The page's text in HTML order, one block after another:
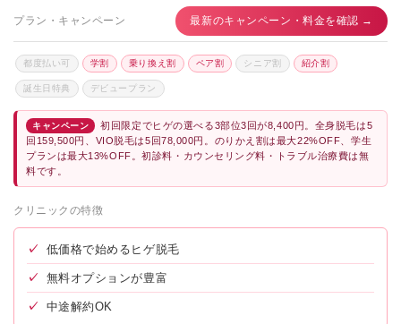
プラン・キャンペーン 最新のキャンペーン・料金を確認 →
都度払い可 学割 乗り換え割 ペア割 シニア割 紹介割
誕生日特典 デビュープラン
キャンペーン
初回限定でヒゲの選べる3部位3回が8,400円。全身脱毛は5
回159,500円、VIO脱毛は5回78,000円。のりかえ割は最大22%OFF、学生
プランは最大13%OFF。初診料・カウンセリング料・トラブル治療費は無
料です。
クリニックの特徴
✓ 低価格で始めるヒゲ脱毛
✓ 無料オプションが豊富
✓ 中途解約OK